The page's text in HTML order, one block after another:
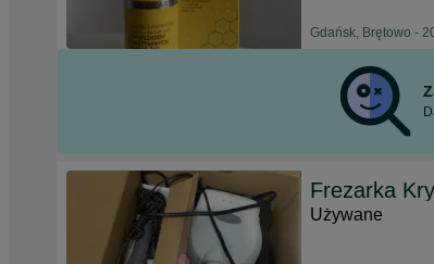
Gdańsk, Brętowo -
Frezarka
Używane